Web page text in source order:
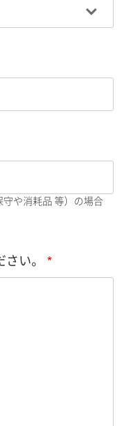
や消耗品 等）の場合
い。